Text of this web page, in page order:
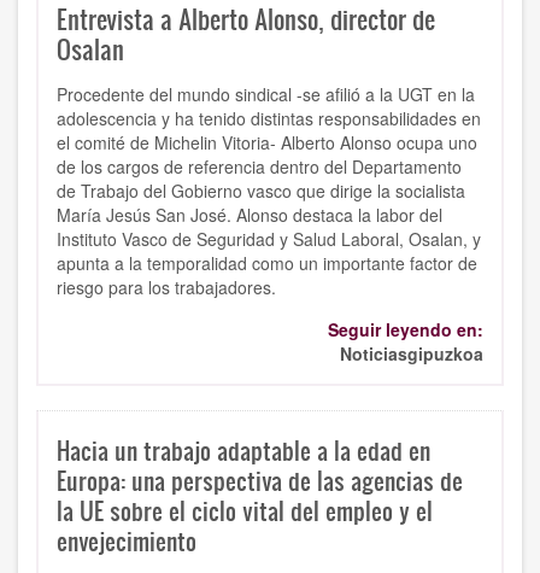
Entrevista a Alberto Alonso, director de
Osalan
Procedente del mundo sindical -se afilió a la UGT en la
adolescencia y ha tenido distintas responsabilidades en
el comité de Michelin Vitoria- Alberto Alonso ocupa uno
de los cargos de referencia dentro del Departamento
de Trabajo del Gobierno vasco que dirige la socialista
María Jesús San José. Alonso destaca la labor del
Instituto Vasco de Seguridad y Salud Laboral, Osalan, y
apunta a la temporalidad como un importante factor de
riesgo para los trabajadores.
Seguir leyendo en:
Noticiasgipuzkoa
Hacia un trabajo adaptable a la edad en
Europa: una perspectiva de las agencias de
la UE sobre el ciclo vital del empleo y el
envejecimiento